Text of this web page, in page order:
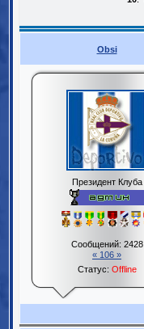
Obsi
Президент Клуба
Сообщений: 2428
« 106 »
Статус: Offline